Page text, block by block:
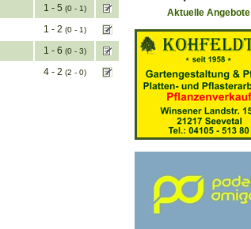
1 - 5 (0 - 1)
1 - 2 (0 - 1)
1 - 6 (0 - 3)
4 - 2 (2 - 0)
Aktuelle Angebote